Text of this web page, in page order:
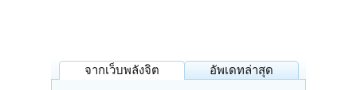
จากเว็บพลังจิต อัพเดทล่าสุด